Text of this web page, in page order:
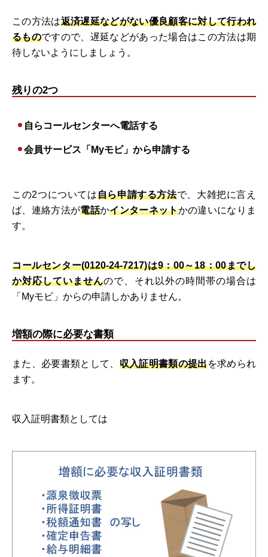
この方法は返済遅延などがない優良顧客に対して行われ
るものですので、遅延などがあった場合はこの方法は期
待しないようにしましょう。
残りの2つ
自らコールセンターへ電話する
会員サービス「Myモビ」から申請する
この2つについては自ら申請する方法で、大雑把に言え
ば、連絡方法が電話かインターネットかの違いになりま
す。
コールセンター(0120-24-7217)は9：00～18：00までし
か対応していませんので、それ以外の時間帯の場合は
「Myモビ」からの申請しかありません。
増額の際に必要な書類
また、必要書類として、 収入証明書類の提出を求められ
ます。
収入証明書類としては